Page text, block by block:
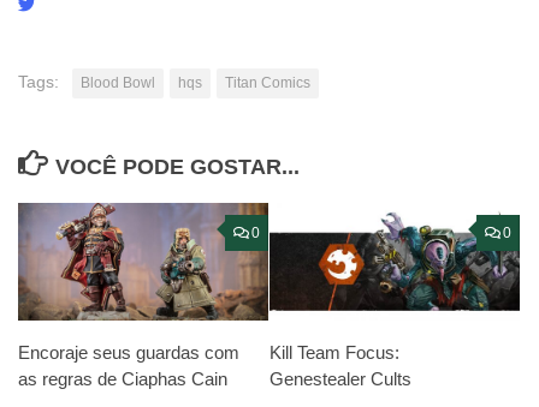
Tags: Blood Bowl hqs Titan Comics
VOCÊ PODE GOSTAR...
0
Encoraje seus guardas com
as regras de Ciaphas Cain
0
Kill Team Focus:
Genestealer Cults